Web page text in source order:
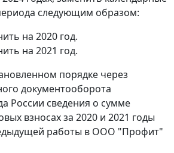
следующим образом:
на 2020 год.
на 2021 год.
порядке через
документооборота
России сведения о сумме
взносах за 2020 и 2021 годы
работы в ООО "Профит"